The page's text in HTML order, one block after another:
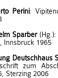
Perini:
Sparber(Hg.):
Innsbruck 1965
Deutschhaus
zum
Sterzing 2006